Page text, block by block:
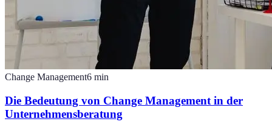
Change Management6 min
Die Bedeutung von Change Management in der
Unternehmensberatung